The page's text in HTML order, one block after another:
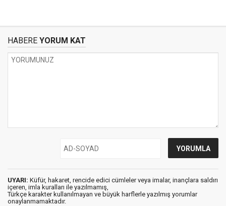
HABERE YORUM KAT
UYARI: Küfür, hakaret, rencide edici cümleler veya imalar, inançlara saldırı
içeren, imla kuralları ile yazılmamış,
Türkçe karakter kullanılmayan ve büyük harflerle yazılmış yorumlar
onaylanmamaktadır.